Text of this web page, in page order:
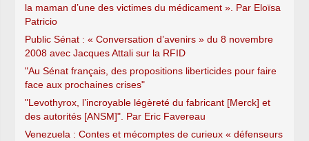
la maman d’une des victimes du médicament ». Par Eloïsa
Patricio
Public Sénat : « Conversation d’avenirs » du 8 novembre
2008 avec Jacques Attali sur la RFID
"Au Sénat français, des propositions liberticides pour faire
face aux prochaines crises"
"Levothyrox, l’incroyable légèreté du fabricant [Merck] et
des autorités [ANSM]". Par Eric Favereau
Venezuela : Contes et mécomptes de curieux « défenseurs